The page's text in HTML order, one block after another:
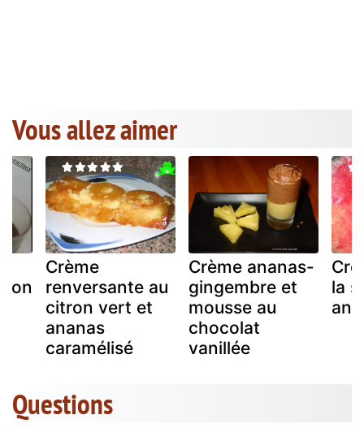
Vous allez aimer
Crème
renversante au
citron vert et
ananas
caramélisé
Crème ananas-
gingembre et
mousse au
chocolat
vanillée
la
Questions